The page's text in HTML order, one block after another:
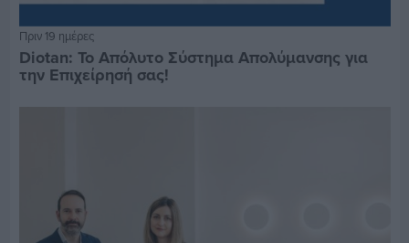
Πριν 19 ημέρες
Diotan: Το Απόλυτο Σύστημα Απολύμανσης για
την Επιχείρησή σας!